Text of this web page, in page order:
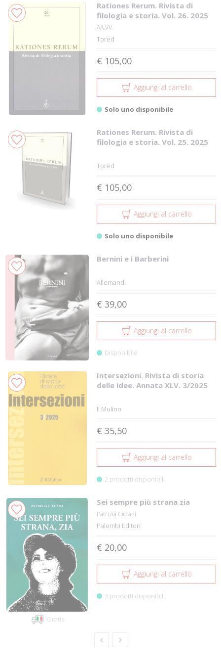
Rationes Rerum. Rivista di
filologia e storia. Vol. 26. 2025
AA.VV.
Tored
€ 105,00
Aggiungi al carrello
Solo uno disponibile
Rationes Rerum. Rivista di
filologia e storia. Vol. 25. 2025
Tored
€ 105,00
Aggiungi al carrello
Solo uno disponibile
Bernini e i Barberini
Allemandi
€ 39,00
Aggiungi al carrello
Disponibile
Intersezioni. Rivista di storia
delle idee. Annata XLV. 3/2025
Il Mulino
€ 35,50
Aggiungi al carrello
2 prodotti disponibili
Gratis
Sei sempre più strana zia
Patrizia Ciccani
Palombi Editori
€ 20,00
Aggiungi al carrello
3 prodotti disponibili